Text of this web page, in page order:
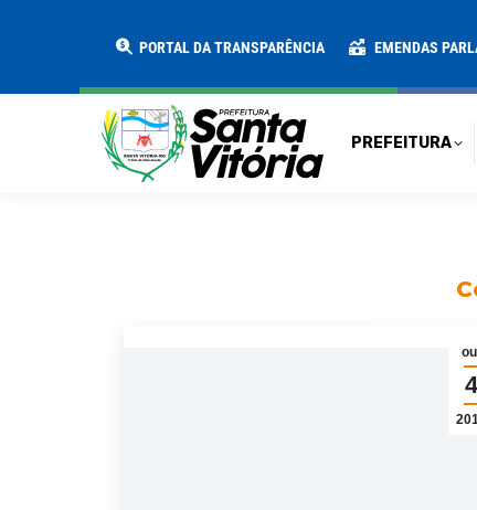
PORTAL DA TRANSPARÊNCIA EMENDAS
PREFEITURA
4